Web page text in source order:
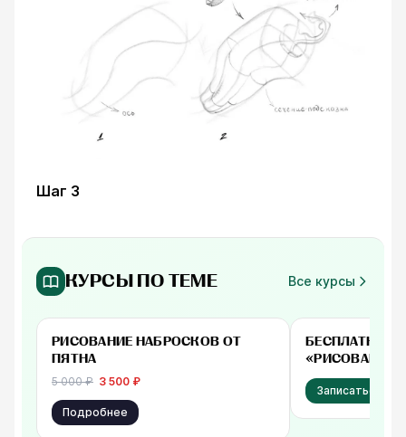
Шаг 3
КУРСЫ ПО ТЕМЕ Все курсы
от 3 500 ₽
РИСОВАНИЕ НАБРОСКОВ ОТ
ПЯТНА
5 000 ₽ 3 500 ₽
Подробнее
Бесплатно
БЕСПЛАТНЫЙ
«РИСОВАНИЕ
Записаться